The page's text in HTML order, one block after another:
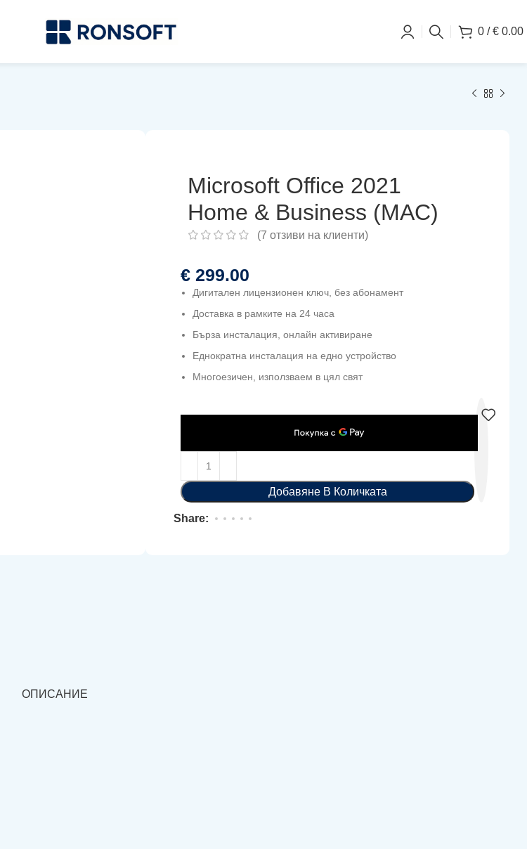
0 / € 0.00
Microsoft Office 2021
Home & Business (MAC)
(7 отзиви на клиенти)
€ 299.00
Дигитален лицензионен ключ, без абонамент
Доставка в рамките на 24 часа
Бърза инсталация, онлайн активиране
Еднократна инсталация на едно устройство
Многоезичен, използваем в цял свят
Добавяне В Количката
Share:
ОПИСАНИЕ